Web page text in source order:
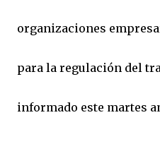
organizaciones
para la regulación del
informado este martes